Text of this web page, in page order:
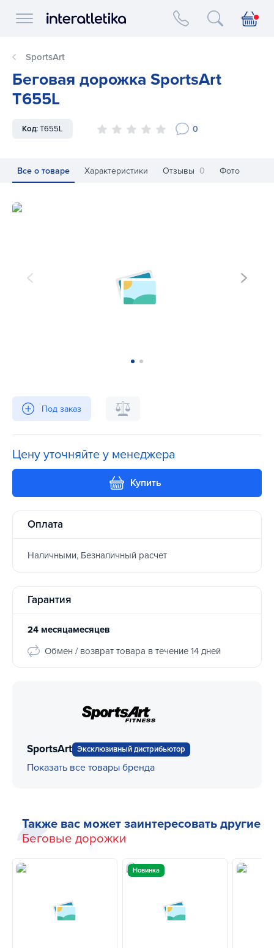
Interatletika logo
SportsArt
Беговая дорожка SportsArt
T655L
Код:T655L 0
Все о товаре Характеристики Отзывы 0 Фото
Беговая дорожка SportsArt T655L
Под заказ
Цену уточняйте у менеджера
Купить
Оплата
Наличными, Безналичный расчет
Гарантия
24 месяцамесяцев
Обмен / возврат товара в течение 14 дней
SportsArt Эксклюзивный дистрибьютор
Показать все товары бренда
Также вас может заинтересовать другие
Беговые дорожки
Новинка